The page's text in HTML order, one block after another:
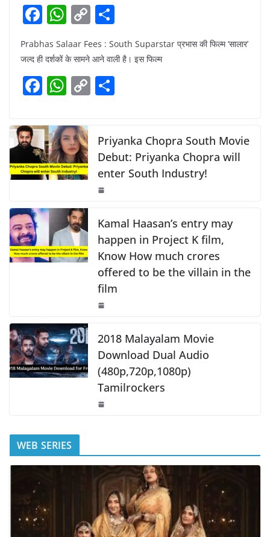
F
c
e
b
o
k
W
at
s
A
p
C
p
y
Li
ar
Prabhas Salaar Fees : South Suparstar प्रभास की फिल्म ‘सालार’
जल्द ही दर्शकों के सामने आने वाली है। इस फिल्म
F
c
e
b
o
k
W
at
s
A
p
C
y
Li
n
k
e
Priyanka Chopra South Movie
Debut: Priyanka Chopra will
enter South Industry!
Kamal Haasan’s entry may
happen in Project K film,
Know How much crores
offered to be the villain in the
film
2018 Malayalam Movie
Download Dual Audio
(480p,720p,1080p)
Tamilrockers
WEB SERIES